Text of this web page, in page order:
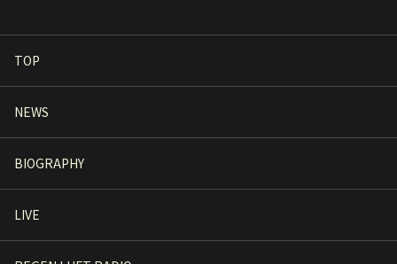
TOP
NEWS
BIOGRAPHY
LIVE